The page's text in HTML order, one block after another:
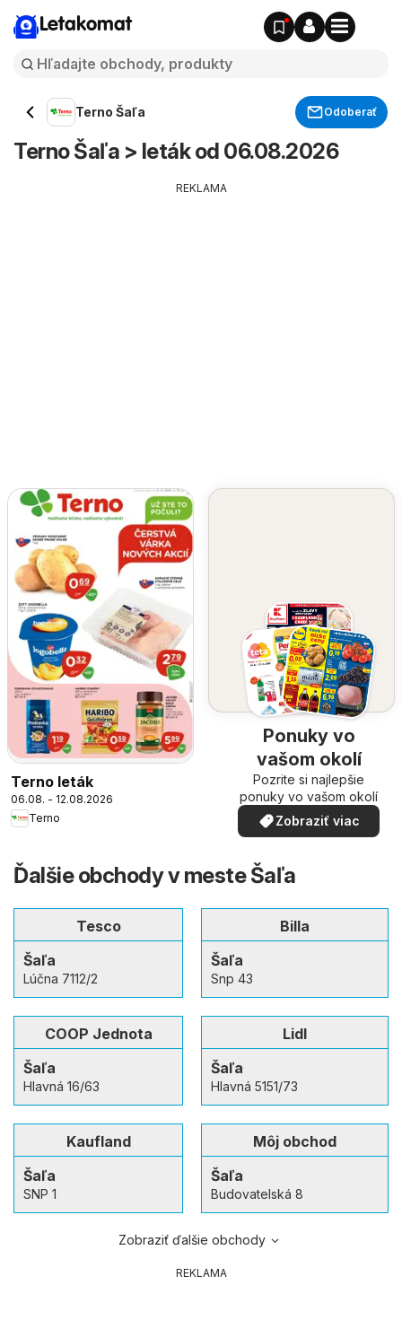
Letakomat
Terno Šaľa Odoberať
Terno Šaľa > leták od 06.08.2026
REKLAMA
Terno leták
06.08. - 12.08.2026
Terno
Ponuky vo
vašom okolí
Pozrite si najlepšie
ponuky vo vašom okolí
Zobraziť viac
Ďalšie obchody v meste Šaľa
Tesco
Šaľa
Lúčna 7112/2
Billa
Šaľa
Snp 43
COOP Jednota
Šaľa
Hlavná 16/63
Lidl
Šaľa
Hlavná 5151/73
Kaufland
Šaľa
SNP 1
Môj obchod
Šaľa
Budovatelská 8
Zobraziť ďalšie obchody
REKLAMA